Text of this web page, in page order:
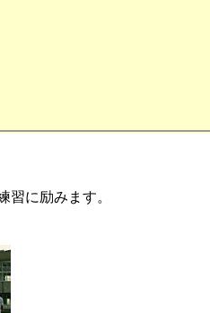
習に励みます。